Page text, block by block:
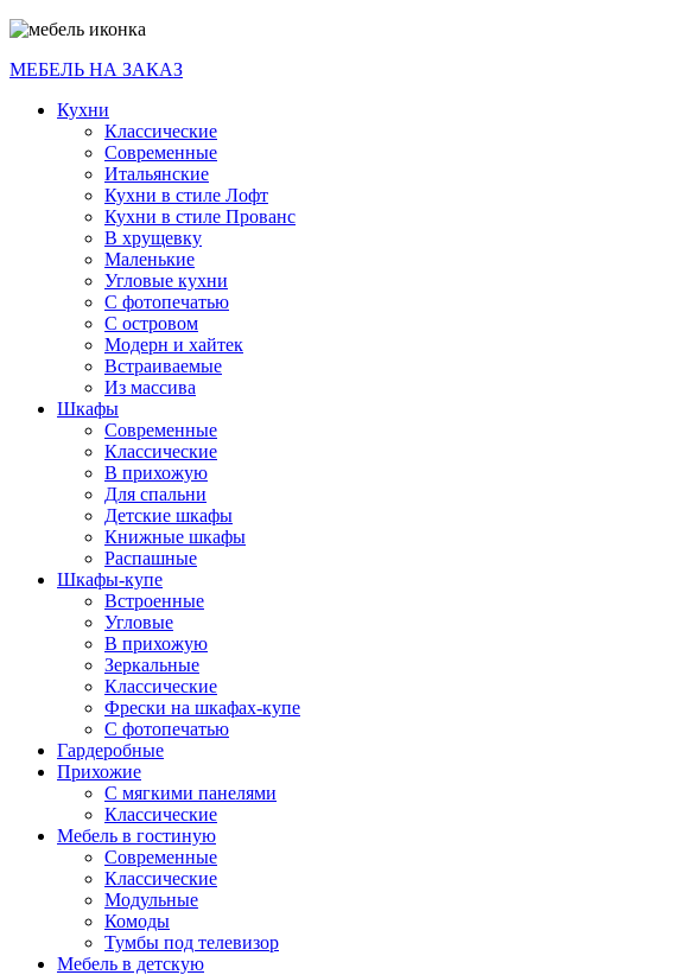
МЕБЕЛЬ НА ЗАКАЗ
Кухни
Классические
Современные
Итальянские
Кухни в стиле Лофт
Кухни в стиле Прованс
В хрущевку
Маленькие
Угловые кухни
С фотопечатью
С островом
Модерн и хайтек
Встраиваемые
Из массива
Шкафы
Современные
Классические
В прихожую
Для спальни
Детские шкафы
Книжные шкафы
Распашные
Шкафы-купе
Встроенные
Угловые
В прихожую
Зеркальные
Классические
Фрески на шкафах-купе
С фотопечатью
Гардеробные
Прихожие
С мягкими панелями
Классические
Мебель в гостиную
Современные
Классические
Модульные
Комоды
Тумбы под телевизор
Мебель в детскую